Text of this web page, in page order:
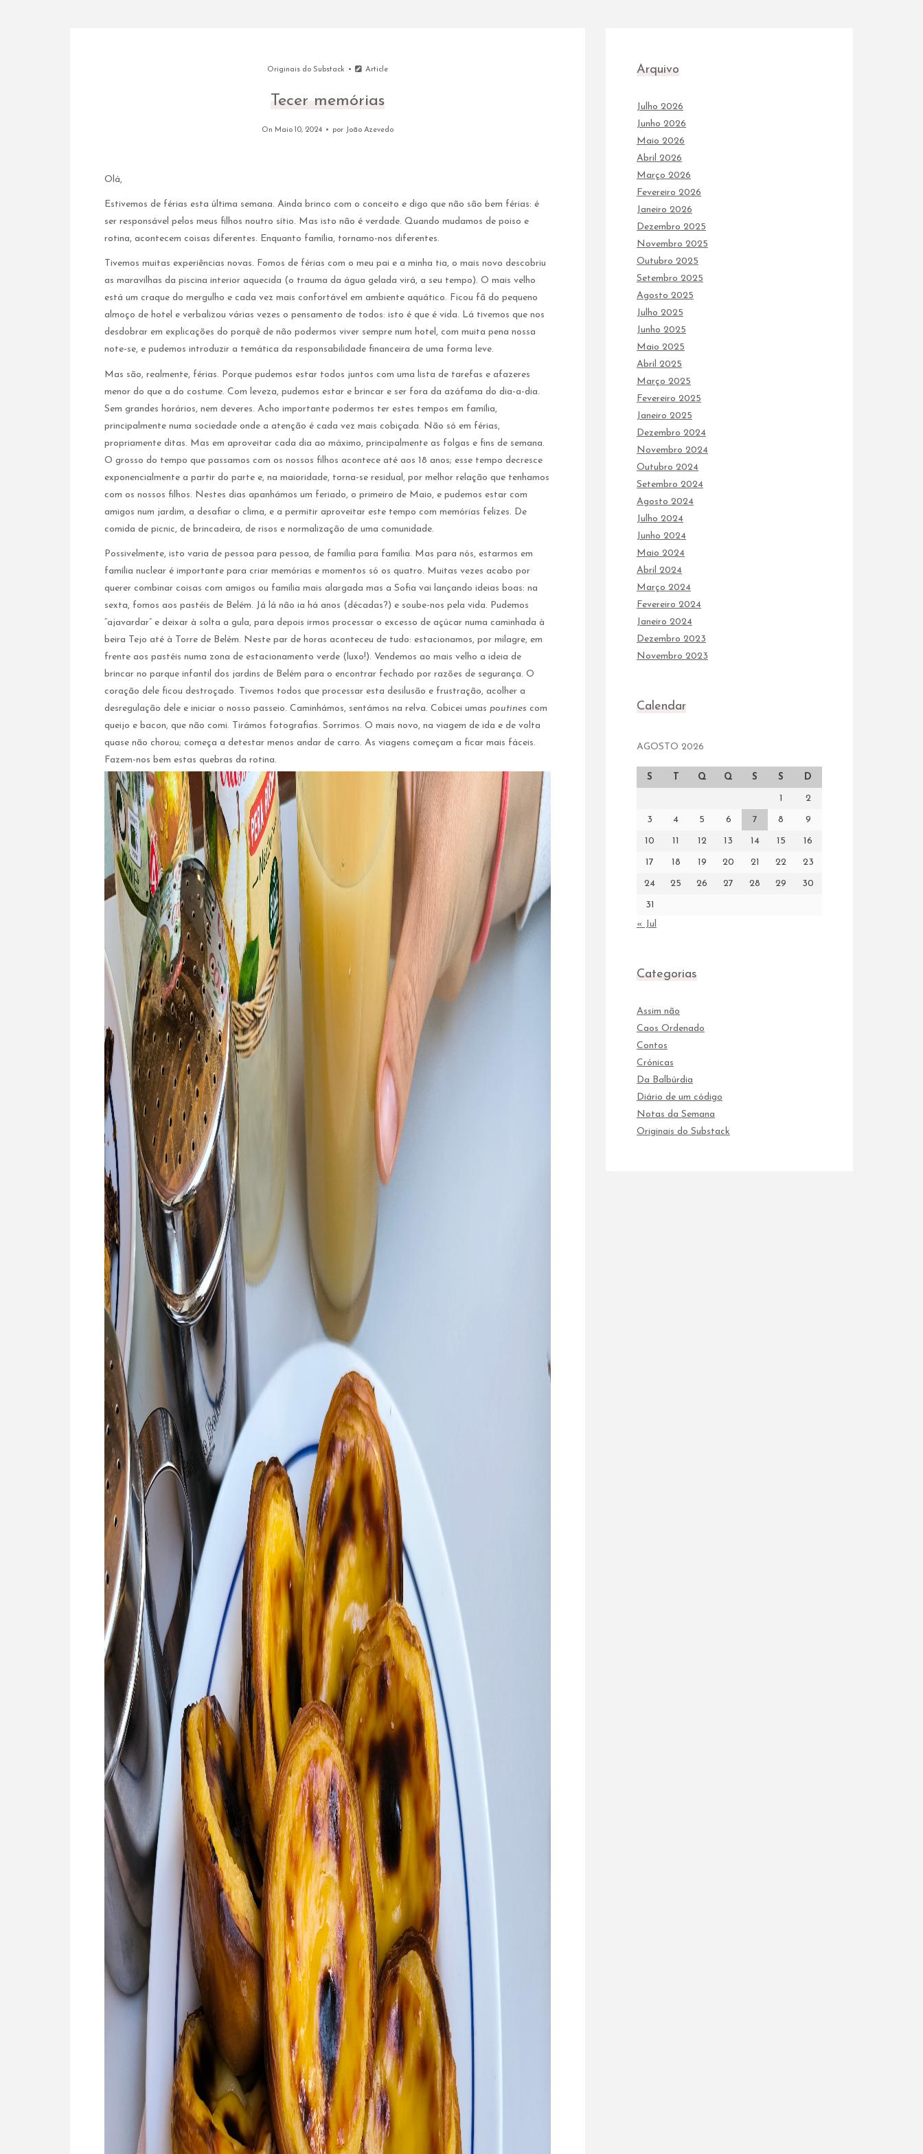
Originais do Substack Article
Tecer memórias
On Maio 10, 2024 por João Azevedo
Olá,
Estivemos de férias esta última semana. Ainda brinco com o conceito e digo que não são bem férias: é
ser responsável pelos meus filhos noutro sítio. Mas isto não é verdade. Quando mudamos de poiso e
rotina, acontecem coisas diferentes. Enquanto família, tornamo-nos diferentes.
Tivemos muitas experiências novas. Fomos de férias com o meu pai e a minha tia, o mais novo descobriu
as maravilhas da piscina interior aquecida (o trauma da água gelada virá, a seu tempo). O mais velho
está um craque do mergulho e cada vez mais confortável em ambiente aquático. Ficou fã do pequeno
almoço de hotel e verbalizou várias vezes o pensamento de todos: isto é que é vida. Lá tivemos que nos
desdobrar em explicações do porquê de não podermos viver sempre num hotel, com muita pena nossa
note-se, e pudemos introduzir a temática da responsabilidade financeira de uma forma leve.
Mas são, realmente, férias. Porque pudemos estar todos juntos com uma lista de tarefas e afazeres
menor do que a do costume. Com leveza, pudemos estar e brincar e ser fora da azáfama do dia-a-dia.
Sem grandes horários, nem deveres. Acho importante podermos ter estes tempos em família,
principalmente numa sociedade onde a atenção é cada vez mais cobiçada. Não só em férias,
propriamente ditas. Mas em aproveitar cada dia ao máximo, principalmente as folgas e fins de semana.
O grosso do tempo que passamos com os nossos filhos acontece até aos 18 anos; esse tempo decresce
exponencialmente a partir do parte e, na maioridade, torna-se residual, por melhor relação que tenhamos
com os nossos filhos. Nestes dias apanhámos um feriado, o primeiro de Maio, e pudemos estar com
amigos num jardim, a desafiar o clima, e a permitir aproveitar este tempo com memórias felizes. De
comida de picnic, de brincadeira, de risos e normalização de uma comunidade.
Possivelmente, isto varia de pessoa para pessoa, de família para família. Mas para nós, estarmos em
família nuclear é importante para criar memórias e momentos só os quatro. Muitas vezes acabo por
querer combinar coisas com amigos ou família mais alargada mas a Sofia vai lançando ideias boas: na
sexta, fomos aos pastéis de Belém. Já lá não ia há anos (décadas?) e soube-nos pela vida. Pudemos
“ajavardar” e deixar à solta a gula, para depois irmos processar o excesso de açúcar numa caminhada à
beira Tejo até à Torre de Belém. Neste par de horas aconteceu de tudo: estacionamos, por milagre, em
frente aos pastéis numa zona de estacionamento verde (luxo!). Vendemos ao mais velho a ideia de
brincar no parque infantil dos jardins de Belém para o encontrar fechado por razões de segurança. O
coração dele ficou destroçado. Tivemos todos que processar esta desilusão e frustração, acolher a
desregulação dele e iniciar o nosso passeio. Caminhámos, sentámos na relva. Cobicei umas poutines com
queijo e bacon, que não comi. Tirámos fotografias. Sorrimos. O mais novo, na viagem de ida e de volta
quase não chorou; começa a detestar menos andar de carro. As viagens começam a ficar mais fáceis.
Fazem-nos bem estas quebras da rotina.
Arquivo
Julho 2026
Junho 2026
Maio 2026
Abril 2026
Março 2026
Fevereiro 2026
Janeiro 2026
Dezembro 2025
Novembro 2025
Outubro 2025
Setembro 2025
Agosto 2025
Julho 2025
Junho 2025
Maio 2025
Abril 2025
Março 2025
Fevereiro 2025
Janeiro 2025
Dezembro 2024
Novembro 2024
Outubro 2024
Setembro 2024
Agosto 2024
Julho 2024
Junho 2024
Maio 2024
Abril 2024
Março 2024
Fevereiro 2024
Janeiro 2024
Dezembro 2023
Novembro 2023
Calendar
AGOSTO 2026
S T Q Q S S D
1 2
3 4 5 6 7 8 9
10 11 12 13 14 15 16
17 18 19 20 21 22 23
24 25 26 27 28 29 30
31
« Jul
Categorias
Assim não
Caos Ordenado
Contos
Crónicas
Da Balbúrdia
Diário de um código
Notas da Semana
Originais do Substack